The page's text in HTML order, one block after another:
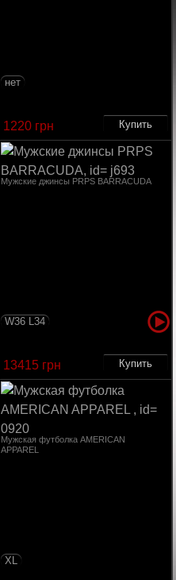
нет
1220 грн
Мужские джинсы PRPS BARRACUDA
W36 L34
13415 грн
Мужская футболка AMERICAN
APPAREL
XL